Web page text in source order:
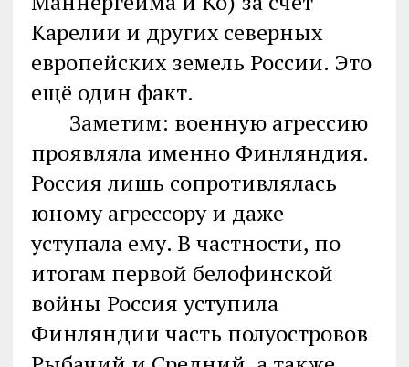
Карелии и других северных
европейских земель России. Это
ещё один факт.
Заметим: военную агрессию
проявляла именно Финляндия.
Россия лишь сопротивлялась
юному агрессору и даже
уступала ему. В частности, по
итогам первой белофинской
войны Россия уступила
Финляндии часть полуостровов